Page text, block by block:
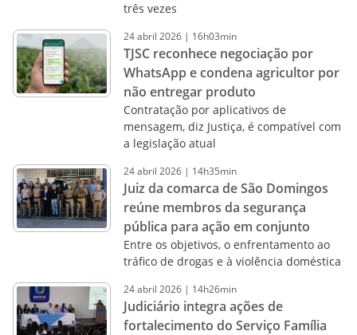
três vezes
24abril 2026 | 16h03min
TJSC reconhece negociação por
WhatsApp e condena agricultor por
não entregar produto
Contratação por aplicativos de
mensagem, diz Justiça, é compatível com
a legislação atual
24abril 2026 | 14h35min
Juiz da comarca de São Domingos
reúne membros da segurança
pública para ação em conjunto
Entre os objetivos, o enfrentamento ao
tráfico de drogas e à violência doméstica
24abril 2026 | 14h26min
Judiciário integra ações de
fortalecimento do Serviço Família